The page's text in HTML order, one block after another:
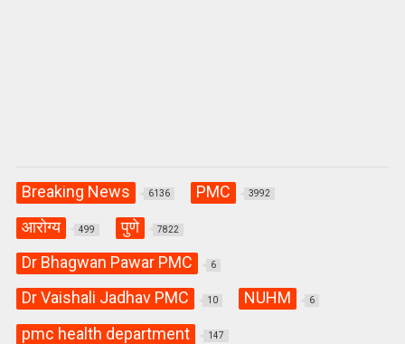
Breaking News 6136 PMC 3992
आरोग्य 499 पुणे 7822
Dr Bhagwan Pawar PMC 6
Dr Vaishali Jadhav PMC 10 NUHM 6
pmc health department 147